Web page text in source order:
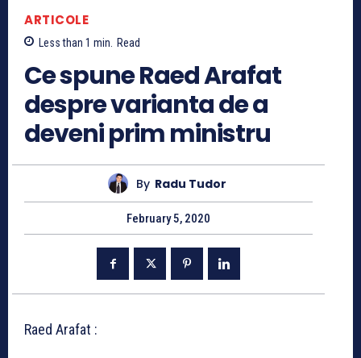
ARTICOLE
Less than 1 min. Read
Ce spune Raed Arafat
despre varianta de a
deveni prim ministru
By Radu Tudor
February 5, 2020
Raed Arafat :